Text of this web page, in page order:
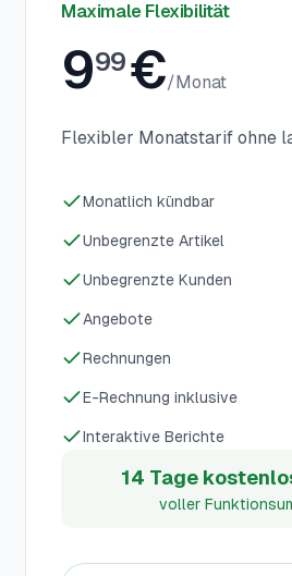
Maximale Flexibilität
999 €/Monat
Flexibler Monatstarif ohne
Monatlich kündbar
Unbegrenzte Artikel
Unbegrenzte Kunden
Angebote
Rechnungen
E-Rechnung inklusive
Interaktive Berichte
14 Tage
voller